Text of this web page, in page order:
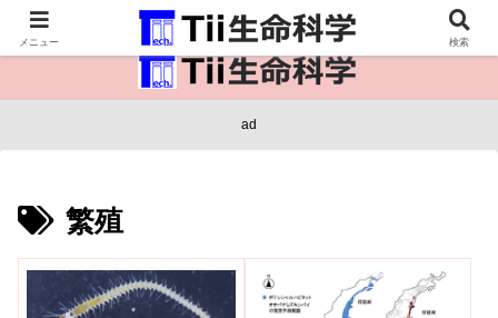
医療保健・生命・生物の情報インフラ。
ad
繁殖
メニュー 検索